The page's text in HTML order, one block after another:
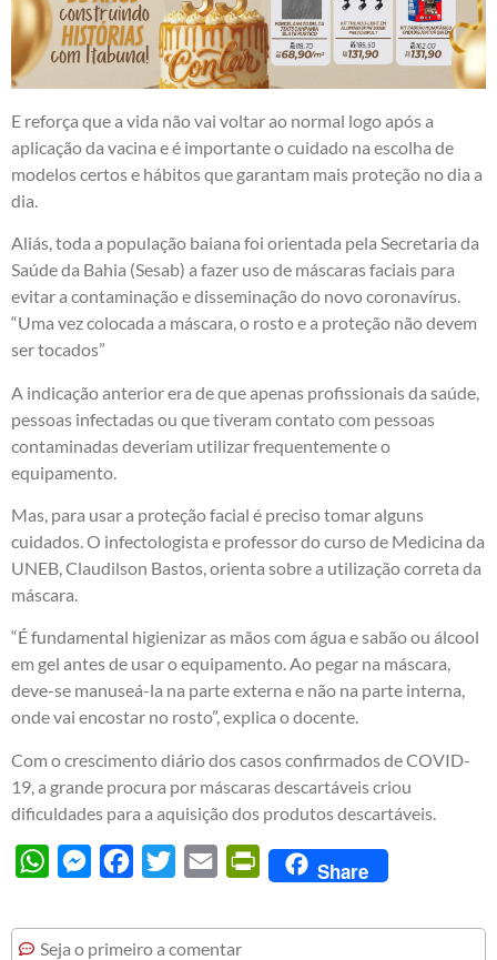
E reforça que a vida não vai voltar ao normal logo após a
aplicação da vacina e é importante o cuidado na escolha de
modelos certos e hábitos que garantam mais proteção no dia a
dia.
Aliás, toda a população baiana foi orientada pela Secretaria da
Saúde da Bahia (Sesab) a fazer uso de máscaras faciais para
evitar a contaminação e disseminação do novo coronavírus.
“Uma vez colocada a máscara, o rosto e a proteção não devem
ser tocados”
A indicação anterior era de que apenas profissionais da saúde,
pessoas infectadas ou que tiveram contato com pessoas
contaminadas deveriam utilizar frequentemente o
equipamento.
Mas, para usar a proteção facial é preciso tomar alguns
cuidados. O infectologista e professor do curso de Medicina da
UNEB, Claudilson Bastos, orienta sobre a utilização correta da
máscara.
“É fundamental higienizar as mãos com água e sabão ou álcool
em gel antes de usar o equipamento. Ao pegar na máscara,
deve-se manuseá-la na parte externa e não na parte interna,
onde vai encostar no rosto”, explica o docente.
Com o crescimento diário dos casos confirmados de COVID-
19, a grande procura por máscaras descartáveis criou
dificuldades para a aquisição dos produtos descartáveis.
WhatsAppMessengerFacebook
Twitter Email PrintFriendly
Share
Seja o primeiro a comentar